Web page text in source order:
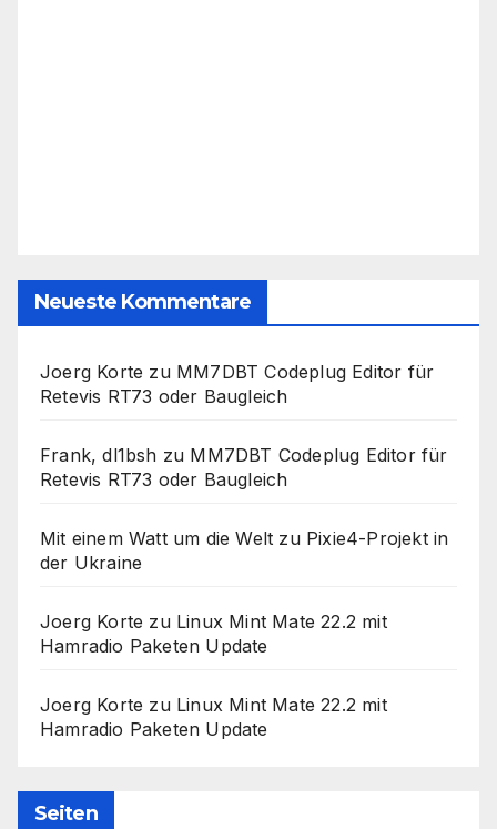
Neueste Kommentare
Joerg Korte zu MM7DBT Codeplug Editor für
Retevis RT73 oder Baugleich
Frank, dl1bsh zu MM7DBT Codeplug Editor für
Retevis RT73 oder Baugleich
Mit einem Watt um die Welt zu Pixie4-Projekt in
der Ukraine
Joerg Korte zu Linux Mint Mate 22.2 mit
Hamradio Paketen Update
Joerg Korte zu Linux Mint Mate 22.2 mit
Hamradio Paketen Update
Seiten